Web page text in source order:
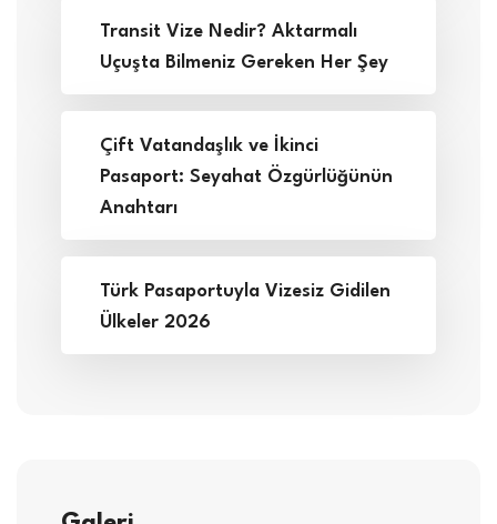
Transit Vize Nedir? Aktarmalı
Uçuşta Bilmeniz Gereken Her Şey
Çift Vatandaşlık ve İkinci
Pasaport: Seyahat Özgürlüğünün
Anahtarı
Türk Pasaportuyla Vizesiz Gidilen
Ülkeler 2026